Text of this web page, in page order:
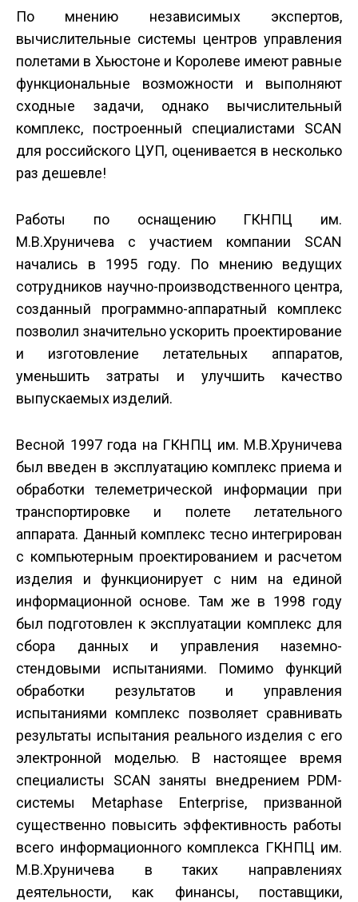
По мнению независимых экспертов,
вычислительные системы центров управления
полетами в Хьюстоне и Королеве имеют равные
функциональные возможности и выполняют
сходные задачи, однако вычислительный
комплекс, построенный специалистами SCAN
для российского ЦУП, оценивается в несколько
раз дешевле!
Работы по оснащению ГКНПЦ им.
М.В.Хруничева с участием компании SCAN
начались в 1995 году. По мнению ведущих
сотрудников научно-производственного центра,
созданный программно-аппаратный комплекс
позволил значительно ускорить проектирование
и изготовление летательных аппаратов,
уменьшить затраты и улучшить качество
выпускаемых изделий.
Весной 1997 года на ГКНПЦ им. М.В.Хруничева
был введен в эксплуатацию комплекс приема и
обработки телеметрической информации при
транспортировке и полете летательного
аппарата. Данный комплекс тесно интегрирован
с компьютерным проектированием и расчетом
изделия и функционирует с ним на единой
информационной основе. Там же в 1998 году
был подготовлен к эксплуатации комплекс для
сбора данных и управления наземно-
стендовыми испытаниями. Помимо функций
обработки результатов и управления
испытаниями комплекс позволяет сравнивать
результаты испытания реального изделия с его
электронной моделью. В настоящее время
специалисты SCAN заняты внедрением PDM-
системы Metaphase Enterprise, призванной
существенно повысить эффективность работы
всего информационного комплекса ГКНПЦ им.
М.В.Хруничева в таких направлениях
деятельности, как финансы, поставщики,